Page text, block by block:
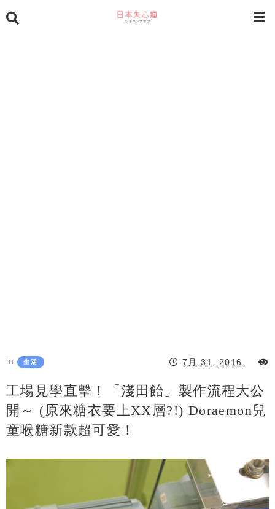
in 生活 7月 31, 2016
工場見學直擊！「淺田飴」製作流程大公
開～ (原來糖衣要上XX層?!) Doraemon兒
童喉糖新款超可愛！